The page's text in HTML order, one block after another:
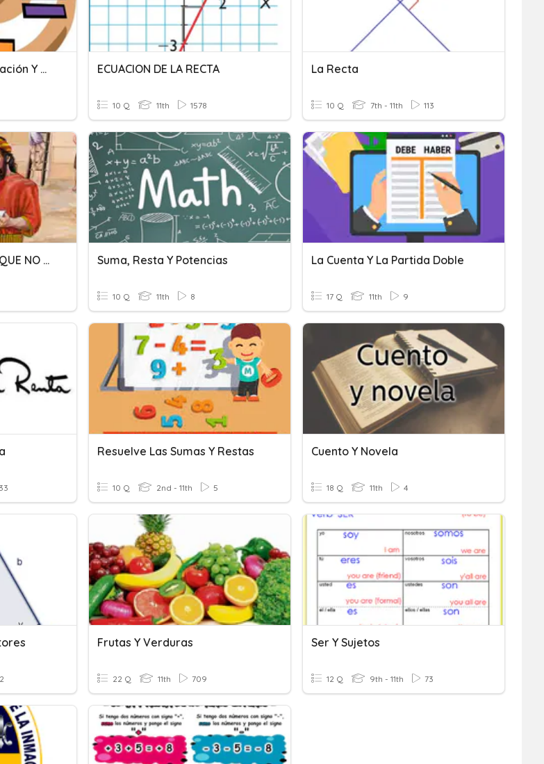
Suma, Resta, Multiplicación Y División ECUACION DE LA RECTA
10 Q 11th 1578
La Recta
10 Q 7th - 11th 113
NEHEMÍAS, UN HÉROE QUE NO MIRÓ HACIA ATRÁS Suma, Resta Y Potencias
10 Q 11th 8
La Cuenta Y La Partida Doble
17 Q 11th 9
Resuelve Las Sumas Y Restas
10 Q 2nd - 11th 5
Cuento Y Novela
18 Q 11th 4
Frutas Y Verduras
22 Q 11th 709
Ser Y Sujetos
12 Q 9th - 11th 73